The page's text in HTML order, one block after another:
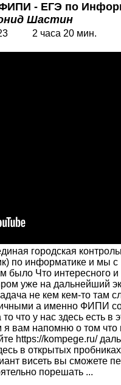
- ЕГЭ по
Шастин
2 часа 20 мин.
городская
по информатике и мы с
было Что интересного
уже на дальнейший
не кем кем-то там
а именно ФИПИ
что у нас здесь есть в
вам напомню о том что
https://kompege.ru/
в открытых
висеть вы сможете
порешать ...